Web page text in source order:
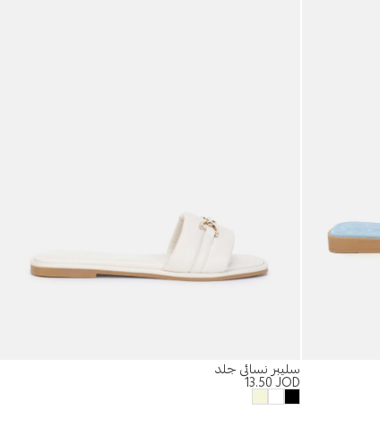
سليبر نسائي جلد
13.50JOD